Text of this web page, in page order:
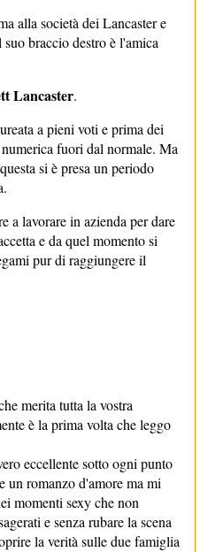
alla società dei Lancaster e
braccio destro è l'amica
Lancaster.
a pieni voti e prima dei
fuori dal normale. Ma
si è presa un periodo
a lavorare in azienda per dare
e da quel momento si
pur di raggiungere il
merita tutta la vostra
è la prima volta che leggo
eccellente sotto ogni punto
un romanzo d'amore ma mi
momenti sexy che non
e senza rubare la scena
la verità sulle due famiglia